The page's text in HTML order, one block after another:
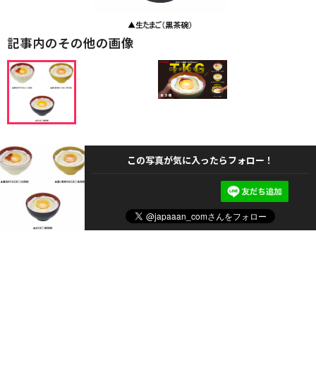
記事内のその他の画像
この写真が気に入ったらフォロー！